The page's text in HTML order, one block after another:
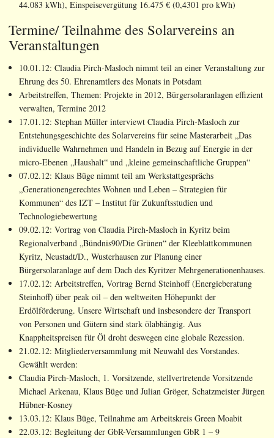
44.083 kWh), Einspeisevergütung 16.475 € (0,4301 pro kWh)
Termine/ Teilnahme des Solarvereins an
Veranstaltungen
10.01.12: Claudia Pirch-Masloch nimmt teil an einer Veranstaltung zur
Ehrung des 50. Ehren­amtlers des Monats in Potsdam
Arbeitstreffen, Themen: Projekte in 2012, Bürgersolaranlagen effizient
verwalten, Termine 2012
17.01.12: Stephan Müller interviewt Claudia Pirch-Masloch zur
Entstehungsgeschichte des Solarvereins für seine Masterarbeit „Das
individuelle Wahrnehmen und Handeln in Bezug auf Energie in der
micro-Ebenen „Haushalt“ und „kleine gemeinschaftliche Gruppen“
07.02.12: Klaus Büge nimmt teil am Werkstattgesprächs
„Generationengerechtes Wohnen und Leben – Strategien für
Kommunen“ des IZT – Institut für Zukunftsstudien und
Technologiebewertung
09.02.12: Vortrag von Claudia Pirch-Masloch in Kyritz beim
Regionalverband „Bündnis90/Die Grünen“ der Kleeblattkommunen
Kyritz, Neustadt/D., Wusterhausen zur Planung einer
Bürgersolaranlage auf dem Dach des Kyritzer Mehrgenerationenhauses.
17.02.12: Arbeitstreffen, Vortrag Bernd Steinhoff (Energieberatung
Steinhoff) über peak oil – den weltweiten Höhepunkt der
Erdölförderung. Unsere Wirtschaft und insbesondere der Transport
von Personen und Gütern sind stark ölabhängig. Aus
Knappheitspreisen für Öl droht deswegen eine globale Rezession.
21.02.12: Mitgliederversammlung mit Neuwahl des Vorstandes.
Gewählt werden:
Claudia Pirch-Masloch, 1. Vorsitzende, stellvertretende Vorsitzende
Michael Arkenau, Klaus Büge und Julian Gröger, Schatzmeister Jürgen
Hübner-Kosney
13.03.12: Klaus Büge, Teilnahme am Arbeitskreis Green Moabit
22.03.12: Begleitung der GbR-Versammlungen GbR 1 – 9